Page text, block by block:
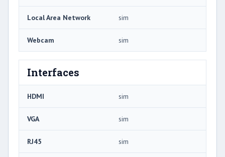
Local Area Network sim
Webcam sim
Interfaces
HDMI sim
VGA sim
RJ45 sim